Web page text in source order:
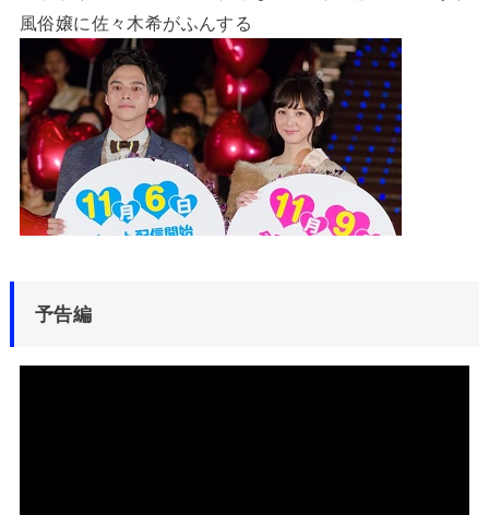
風俗嬢に佐々木希がふんする
予告編